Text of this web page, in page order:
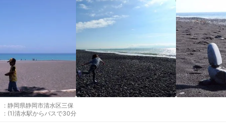
: 静岡県静岡市清水区三保
: (1)清水駅からバスで30分